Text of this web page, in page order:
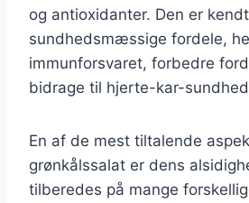
og antioxidanter. Den er
sundhedsmæssige fordele,
immunforsvaret, forbedre
bidrage til hjerte-kar-
En af de mest tiltalende
grønkålssalat er dens
tilberedes på mange